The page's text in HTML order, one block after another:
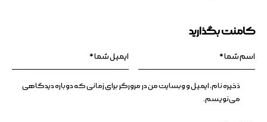
کامنت بگذارید
ذخیره نام، ایمیل و وبسایت من در مرورگر برای زمانی که دوباره دیدگاهی
می‌نویسم.